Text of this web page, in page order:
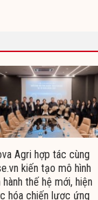
Agri hợp tác cùng
kiến tạo mô hình
hành thế hệ mới, hiện
hóa chiến lược ứng